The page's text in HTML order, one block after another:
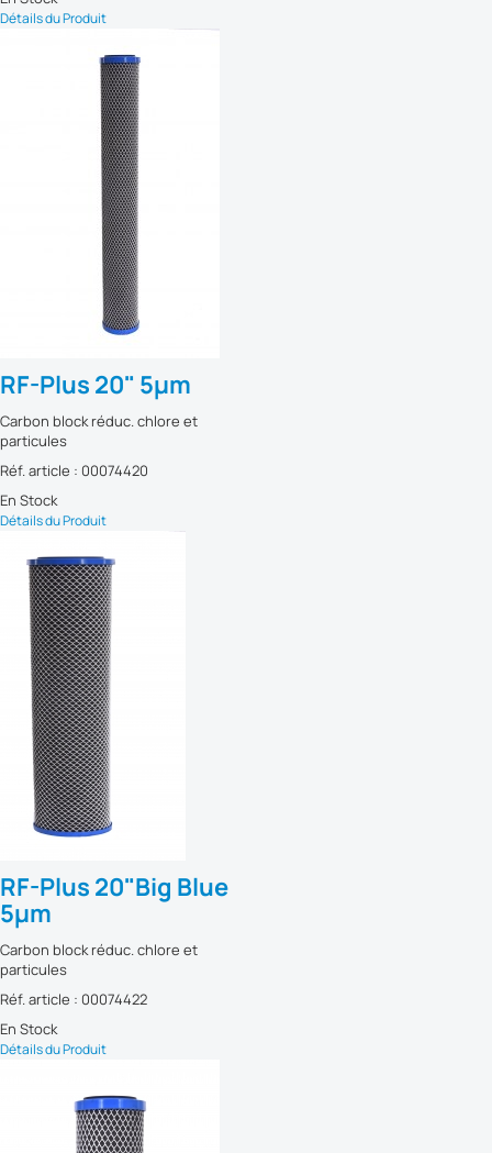
Détails du Produit
RF-Plus 20" 5µm
Carbon block réduc. chlore et
particules
Réf. article : 00074420
En Stock
Détails du Produit
RF-Plus 20"Big Blue
5µm
Carbon block réduc. chlore et
particules
Réf. article : 00074422
En Stock
Détails du Produit